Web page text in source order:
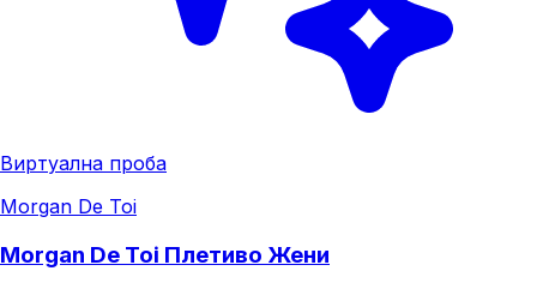
Виртуална проба
Morgan De Toi
Morgan De Toi Плетиво Жени